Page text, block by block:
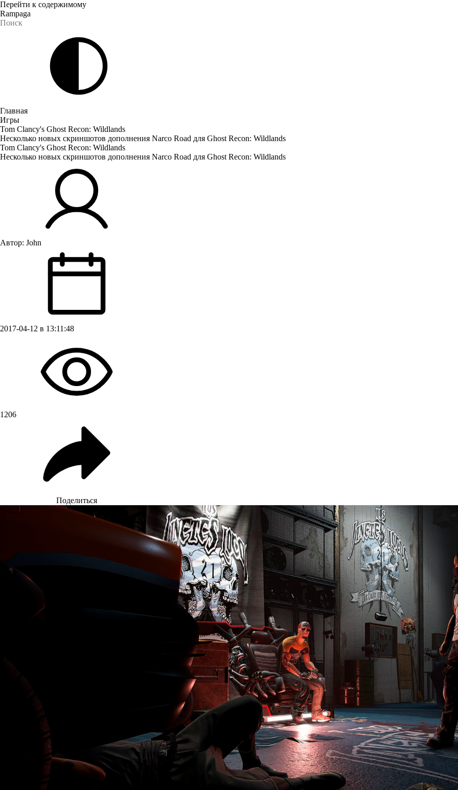
Перейти к содержимому
Rampaga
Главная
Игры
Tom Clancy's Ghost Recon: Wildlands
Несколько новых скриншотов дополнения Narco Road для Ghost Recon: Wildlands
Tom Clancy's Ghost Recon: Wildlands
Несколько новых скриншотов дополнения Narco Road для Ghost Recon: Wildlands
Автор: John
2017-04-12 в 13:11:48
1206
Поделиться